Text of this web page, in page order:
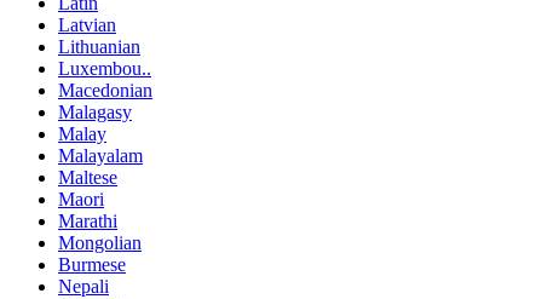
Latvian
Lithuanian
Luxembou..
Macedonian
Malagasy
Malay
Malayalam
Maltese
Maori
Marathi
Mongolian
Burmese
Nepali